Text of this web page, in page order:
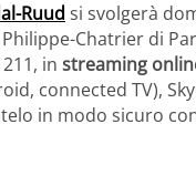
Ruud si svolgerà
Chatrier di
in streaming
connected TV),
in modo sicuro